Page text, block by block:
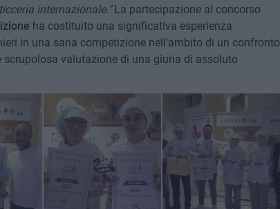
internazionale."La partecipazione al concorso
ha costituito una significativa esperienza
in una sana competizione nell'ambito di un confronto
valutazione di una giuria di assoluto